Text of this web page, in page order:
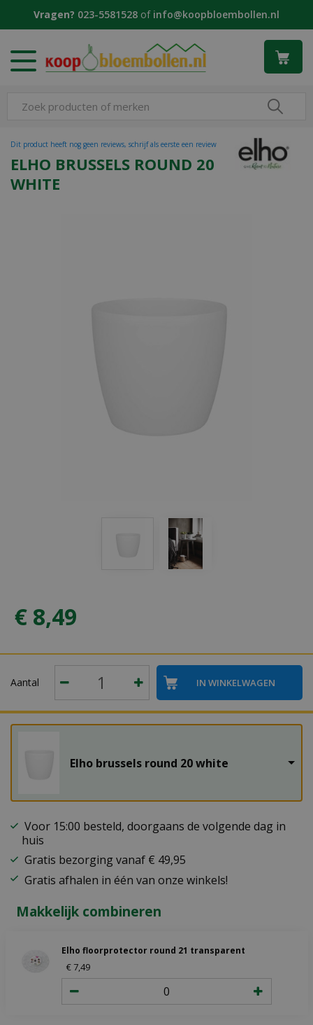
Vragen? 023-5581528 of info@koopbloembollen.nl
ELHO BRUSSELS ROUND 20
WHITE
Dit product heeft nog geen reviews, schrijf als eerste een review
€ 8,49
Aantal
Elho brussels round 20 white
Voor 15:00 besteld, doorgaans de volgende dag in
huis
Gratis bezorging vanaf € 49,95
Gratis afhalen in één van onze winkels!
Makkelijk combineren
Elho floorprotector round 21 transparent
€ 7,49